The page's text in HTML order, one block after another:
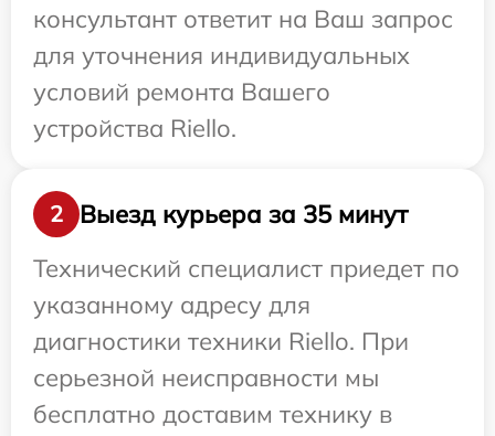
консультант ответит на Ваш запрос
для уточнения индивидуальных
условий ремонта Вашего
устройства Riello.
2
Выезд курьера за 35 минут
Технический специалист приедет по
указанному адресу для
диагностики техники Riello. При
серьезной неисправности мы
бесплатно доставим технику в